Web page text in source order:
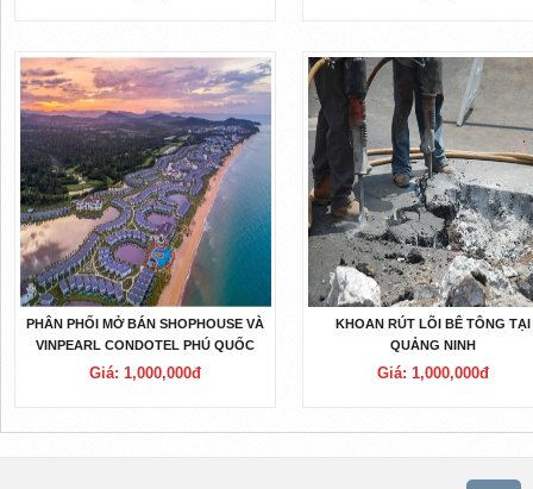
PHÂN PHỐI MỞ BÁN SHOPHOUSE VÀ
VINPEARL CONDOTEL PHÚ QUỐC
Giá: 1,000,000đ
KHOAN RÚT LÕI BÊ TÔNG TẠI
QUẢNG NINH
Giá: 1,000,000đ